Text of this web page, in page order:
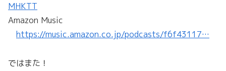
MHKTT
Amazon Music
https://music.amazon.co.jp/podcasts/f6f43117…
ではまた！